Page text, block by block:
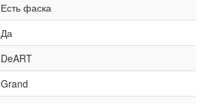
Есть фаска
Да
DeART
Grand